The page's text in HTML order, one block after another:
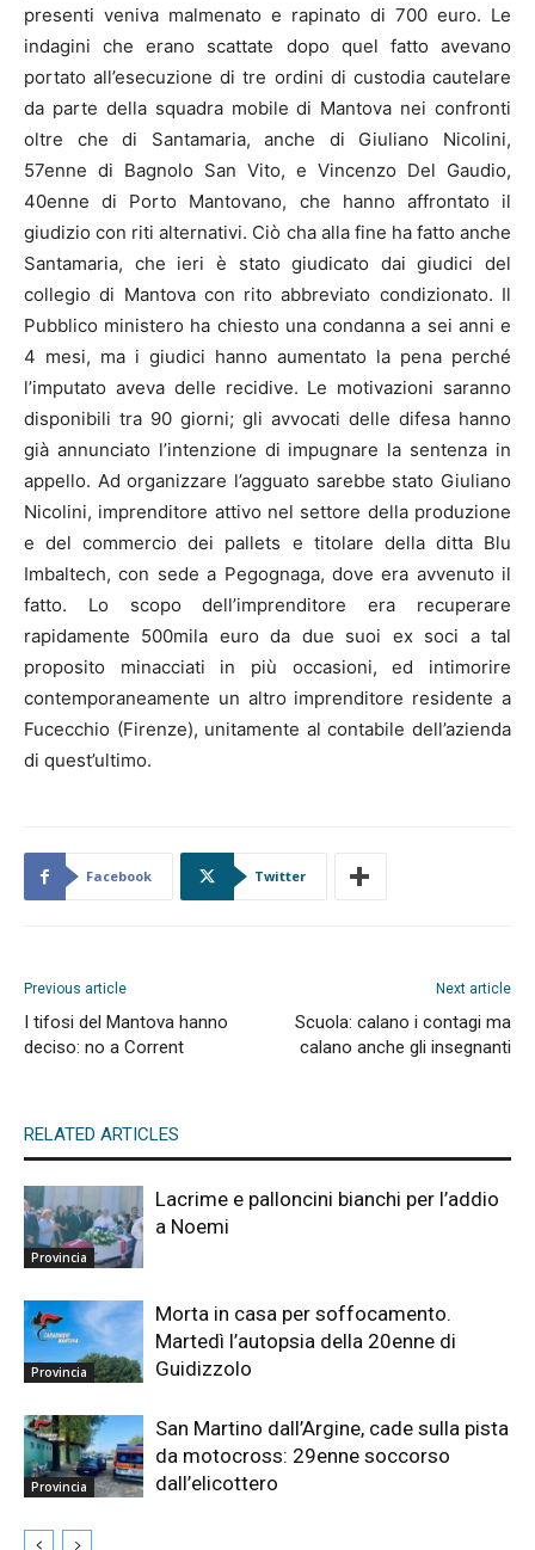
presenti veniva malmenato e rapinato di 700 euro. Le
indagini che erano scattate dopo quel fatto avevano
portato all’esecuzione di tre ordini di custodia cautelare
da parte della squadra mobile di Mantova nei confronti
oltre che di Santamaria, anche di Giuliano Nicolini,
57enne di Bagnolo San Vito, e Vincenzo Del Gaudio,
40enne di Porto Mantovano, che hanno affrontato il
giudizio con riti alternativi. Ciò cha alla fine ha fatto anche
Santamaria, che ieri è stato giudicato dai giudici del
collegio di Mantova con rito abbreviato condizionato. Il
Pubblico ministero ha chiesto una condanna a sei anni e
4 mesi, ma i giudici hanno aumentato la pena perché
l’imputato aveva delle recidive. Le motivazioni saranno
disponibili tra 90 giorni; gli avvocati delle difesa hanno
già annunciato l’intenzione di impugnare la sentenza in
appello. Ad organizzare l’agguato sarebbe stato Giuliano
Nicolini, imprenditore attivo nel settore della produzione
e del commercio dei pallets e titolare della ditta Blu
Imbaltech, con sede a Pegognaga, dove era avvenuto il
fatto. Lo scopo dell’imprenditore era recuperare
rapidamente 500mila euro da due suoi ex soci a tal
proposito minacciati in più occasioni, ed intimorire
contemporaneamente un altro imprenditore residente a
Fucecchio (Firenze), unitamente al contabile dell’azienda
di quest’ultimo.
Facebook Twitter
Previous article
I tifosi del Mantova hanno
deciso: no a Corrent
Next article
Scuola: calano i contagi ma
calano anche gli insegnanti
RELATED ARTICLES
Provincia
Lacrime e palloncini bianchi per l’addio
a Noemi
Provincia
Morta in casa per soffocamento.
Martedì l’autopsia della 20enne di
Guidizzolo
Provincia
San Martino dall’Argine, cade sulla pista
da motocross: 29enne soccorso
dall’elicottero